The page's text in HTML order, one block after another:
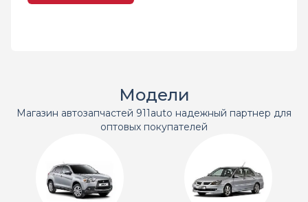
Модели
Магазин автозапчастей 911auto надежный партнер для
оптовых покупателей